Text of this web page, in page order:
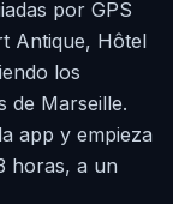
por GPS
Antique, Hôtel
los
de Marseille.
app y empieza
horas, a un